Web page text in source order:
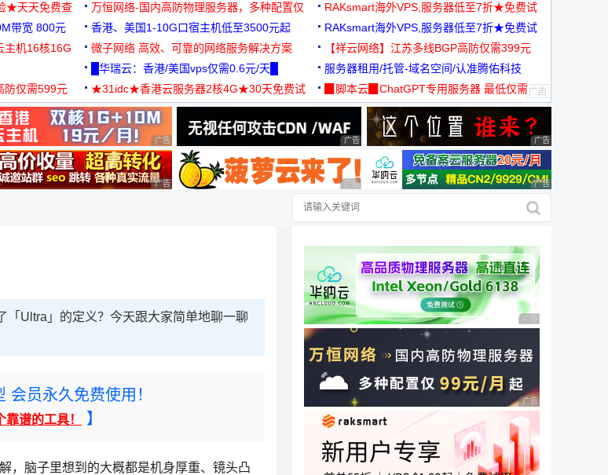
★天天免费查
万恒网络-国内高防物理服务器，多种配置仅
99元/月起
RAKsmart海外VPS,服务器低至7折★免费试
用★
带宽 800元 香港、美国1-10G口宿主机低至3500元起
RAKsmart海外VPS,服务器低至7折★免费试
用★
主机16核16G
微子网络 高效、可靠的网络服务解决方案
【祥云网络】江苏多线BGP高防仅需399元
█华瑞云：香港/美国vps仅需0.6元/天█
服务器租用/托管-域名空间/认准腾佑科技
仅需599元
★31idc★香港云服务器2核4G★30天免费试
用◆
▉脚本云▉ChatGPT专用服务器 最低仅需
19元/月
告，理性选择 广告 商业广告，理性选择 广告 商业广告，理性选择 广告 商业广告，理
告，理性选择 广告 商业广告，理性选择 广告 商业广告，理性选择 广告 商业广告，理
Ultra」的定义？今天跟大家简单地聊一聊
员永久免费使用！
谱的工具！ 】
，脑子里想到的大概都是机身厚重、镜头凸
广告 商业广告，理性
广告 商业广告，理性